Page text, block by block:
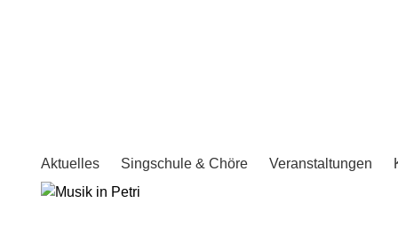
Aktuelles Singschule & Chöre Veranstaltungen